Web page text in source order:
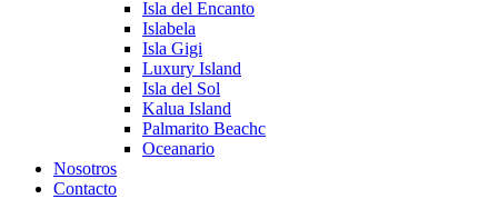
Isla del Encanto
Islabela
Isla Gigi
Luxury Island
Isla del Sol
Kalua Island
Palmarito Beachc
Oceanario
Nosotros
Contacto